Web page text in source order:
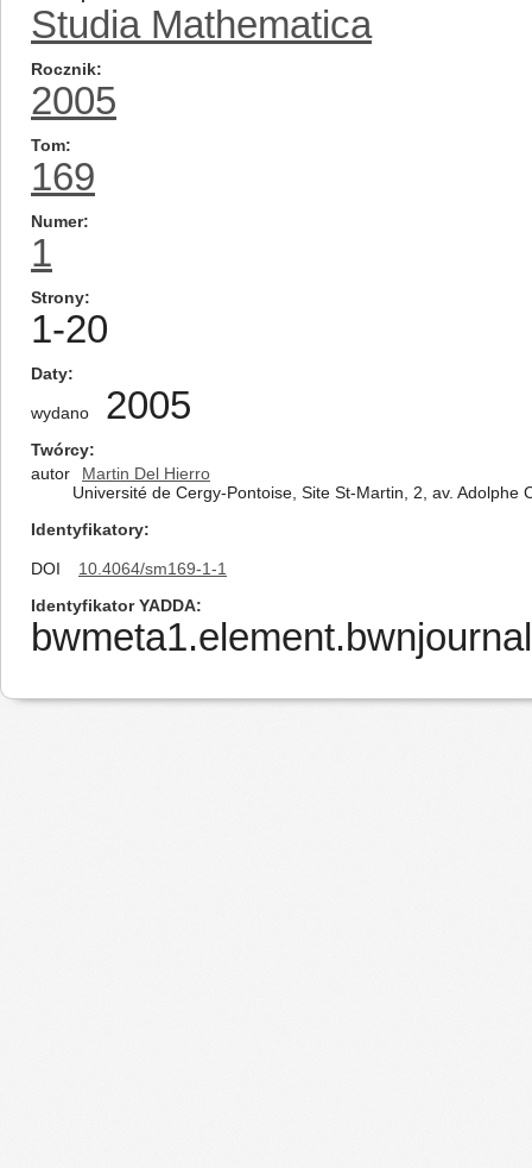
Studia Mathematica
Rocznik
2005
Tom
169
Numer
1
Strony
1-20
Daty
wydano 2005
Twórcy
autor
Martin Del Hierro
Université de Cergy-Pontoise, Site St-Martin, 2, av. Adolphe
Identyfikatory
DOI
10.4064/sm169-1-1
Identyfikator YADDA